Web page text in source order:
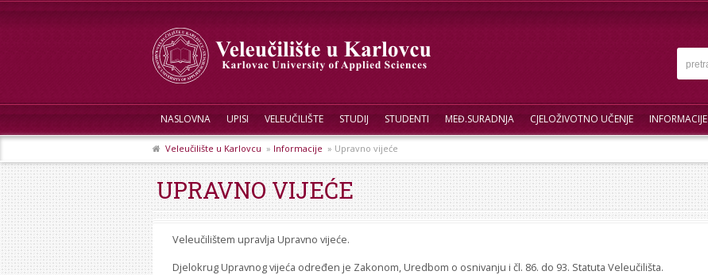
NASLOVNA UPISI VELEUČILIŠTE STUDIJ STUDENTI MEĐ.SURADNJA CJELOŽIVOTNO UČENJE INFORMACIJE
Veleučilište u Karlovcu » Informacije » Upravno vijeće
UPRAVNO VIJEĆE
Veleučilištem upravlja Upravno vijeće.
Djelokrug Upravnog vijeća određen je Zakonom, Uredbom o osnivanju i čl. 86. do 93. Statuta Veleučilišta.